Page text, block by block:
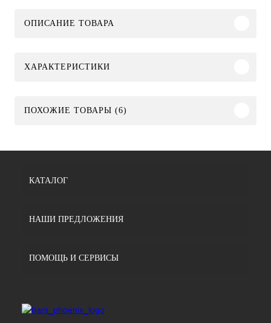
ОПИСАНИЕ ТОВАРА
ХАРАКТЕРИСТИКИ
ПОХОЖИЕ ТОВАРЫ (6)
КАТАЛОГ
НАШИ ПРЕДЛОЖЕНИЯ
ПОМОЩЬ И СЕРВИСЫ